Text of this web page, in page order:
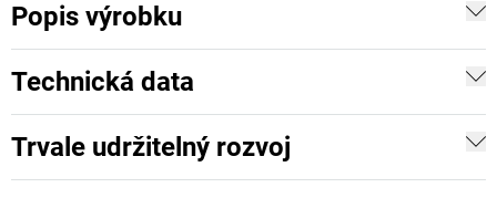
Popis výrobku
Technická data
Trvale udržitelný rozvoj